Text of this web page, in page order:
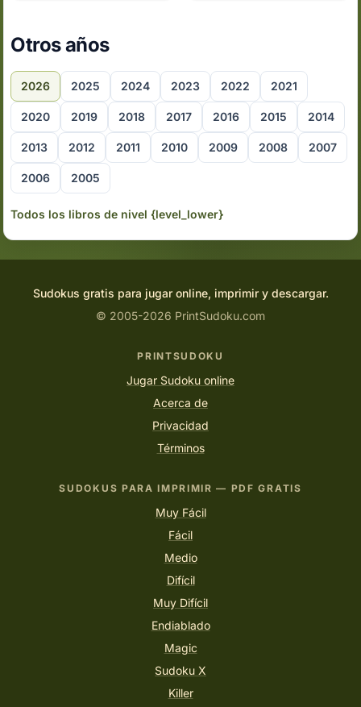
Otros años
2026 2025 2024 2023 2022 2021
2020 2019 2018 2017 2016 2015 2014
2013 2012 2011 2010 2009 2008 2007
2006 2005
Todos los libros de nivel {level_lower}
Sudokus gratis para jugar online, imprimir y descargar.
© 2005-2026 PrintSudoku.com
PRINTSUDOKU
Jugar Sudoku online
Acerca de
Privacidad
Términos
SUDOKUS PARA IMPRIMIR — PDF GRATIS
Muy Fácil
Fácil
Medio
Difícil
Muy Difícil
Endiablado
Magic
Sudoku X
Killer